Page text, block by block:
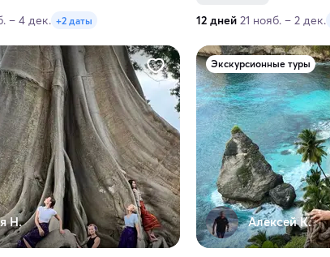
– 4 дек. +2 даты 12 дней 21 нояб. – 2 дек.
Н.
Экскурсионные туры
Алексей К.